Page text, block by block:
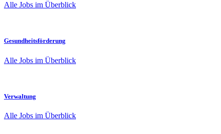
Alle Jobs im Überblick
Gesundheitsförderung
Alle Jobs im Überblick
Verwaltung
Alle Jobs im Überblick